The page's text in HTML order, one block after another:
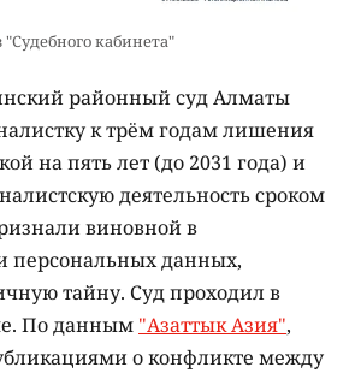
кабинета"
районный суд Алматы
к трём годам лишения
на пять лет (до 2031 года) и
деятельность сроком
виновной в
персональных данных,
тайну. Суд проходил в
По данным "Азаттык Азия",
о конфликте между